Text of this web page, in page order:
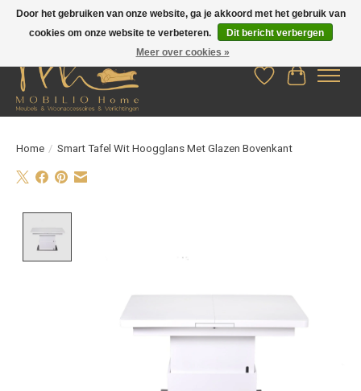
Verlanglijst
Home / Smart Tafel Wit Hoogglans Met Glazen Bovenkant
Door het gebruiken van onze website, ga je akkoord met het gebruik van
cookies om onze website te verbeteren.
Dit bericht verbergen
Meer over cookies »